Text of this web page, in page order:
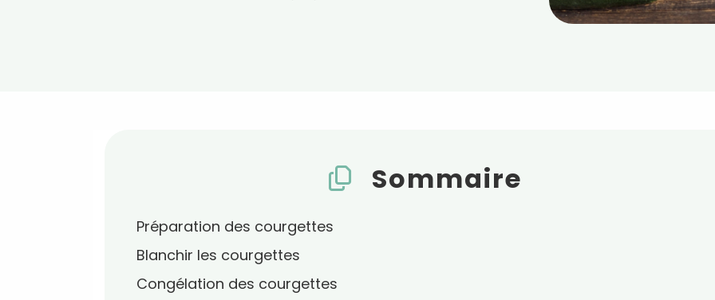
Sommaire
Préparation des courgettes
Blanchir les courgettes
Congélation des courgettes